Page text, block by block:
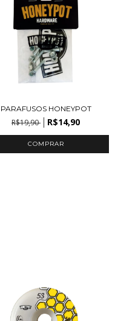
PARAFUSOS HONEYPOT
R$19,90 R$14,90